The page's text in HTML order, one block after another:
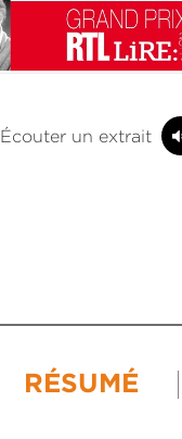
Écouter un extrait
RÉSUMÉ